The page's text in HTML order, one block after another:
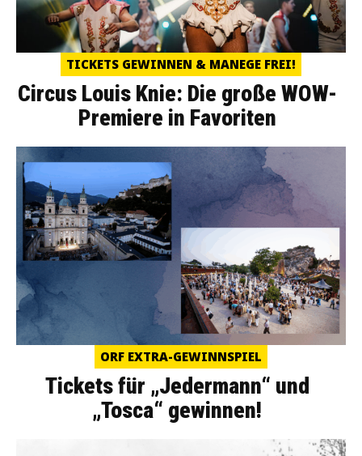
TICKETS GEWINNEN & MANEGE FREI!
Circus Louis Knie: Die große WOW-
Premiere in Favoriten
ORF EXTRA-GEWINNSPIEL
Tickets für „Jedermann“ und
„Tosca“ gewinnen!